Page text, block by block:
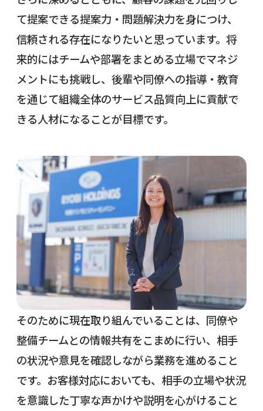
て提案できる提案力・問題解決力を身につけ、
信頼される存在になりたいと思っています。将
来的にはチームや部署をまとめる立場でマネジ
メントにも挑戦し、後輩や同僚への指導・教育
を通じて組織全体のサービス品質向上に貢献で
きる人材になることが目標です。
そのために現在取り組んでいることは、同僚や
整備チームとの情報共有をこまめに行い、相手
の状況や意見を確認しながら業務を進めること
です。お客様対応においても、相手の立場や状況
を意識した丁寧な声かけや説明を心がけること